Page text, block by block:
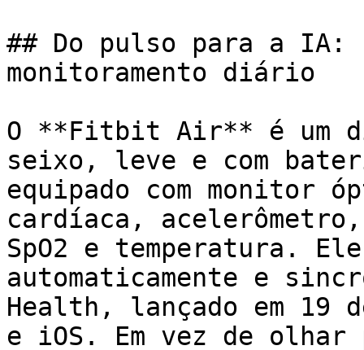
## Do pulso para a IA:
monitoramento diário
O **Fitbit Air** é um
seixo, leve e com
equipado com monitor
cardíaca,
SpO2 e temperatura.
automaticamente e
Health, lançado em 19
e iOS. Em vez de